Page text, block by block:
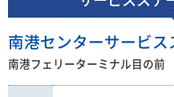
南港センターサービス
南港フェリーターミナル目の前